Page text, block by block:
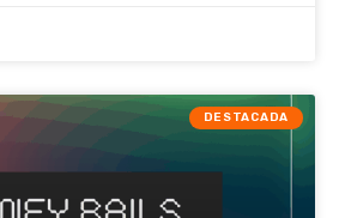
DESTACADA